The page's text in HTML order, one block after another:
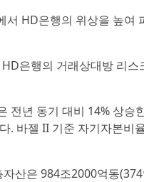
서 HD은행의 위상을 높
은행의 거래상대방 리
전년 동기 대비 14% 상
. 바젤 II 기준 자기자본비
산은 984조2000억동